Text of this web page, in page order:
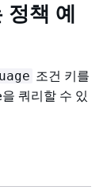
정책 예
조건 키를
쿼리할 수 있